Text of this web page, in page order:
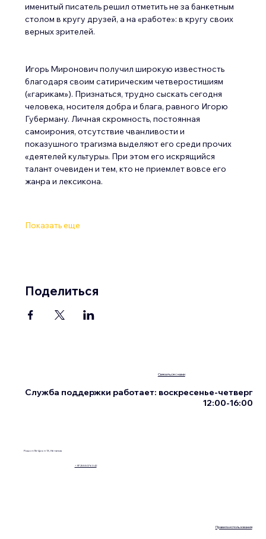
именитый писатель решил отметить не за банкетным
столом в кругу друзей, а на «работе»: в кругу своих
верных зрителей.
Игорь Миронович получил широкую известность
благодаря своим сатирическим четверостишиям
(«гарикам»). Признаться, трудно сыскать сегодня
человека, носителя добра и блага, равного Игорю
Губерману. Личная скромность, постоянная
самоирония, отсутствие чванливости и
показушного трагизма выделяют его среди прочих
«деятелей культуры». При этом его искрящийся
талант очевиден и тем, кто не приемлет вовсе его
жанра и лексикона.
Показать еще
Поделиться
Правила использования
Ришон Ле-Цион 13, Нетания
+972555076342
Связаться с нами
Служба поддержки работает: воскресенье-четверг
12:00-16:00